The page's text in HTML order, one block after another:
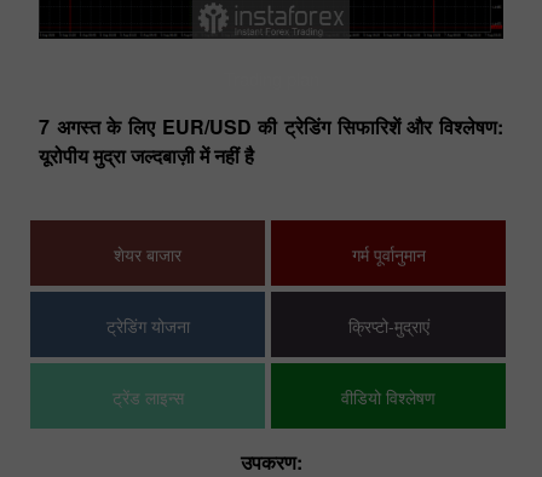
7 अगस्त के लिए EUR/USD की ट्रेडिंग सिफारिशें और विश्लेषण:
यूरोपीय मुद्रा जल्दबाज़ी में नहीं है
शेयर बाजार गर्म पूर्वानुमान
ट्रेडिंग योजना क्रिप्टो-मुद्राएं
ट्रेंड लाइन्स वीडियो विश्लेषण
उपकरण: